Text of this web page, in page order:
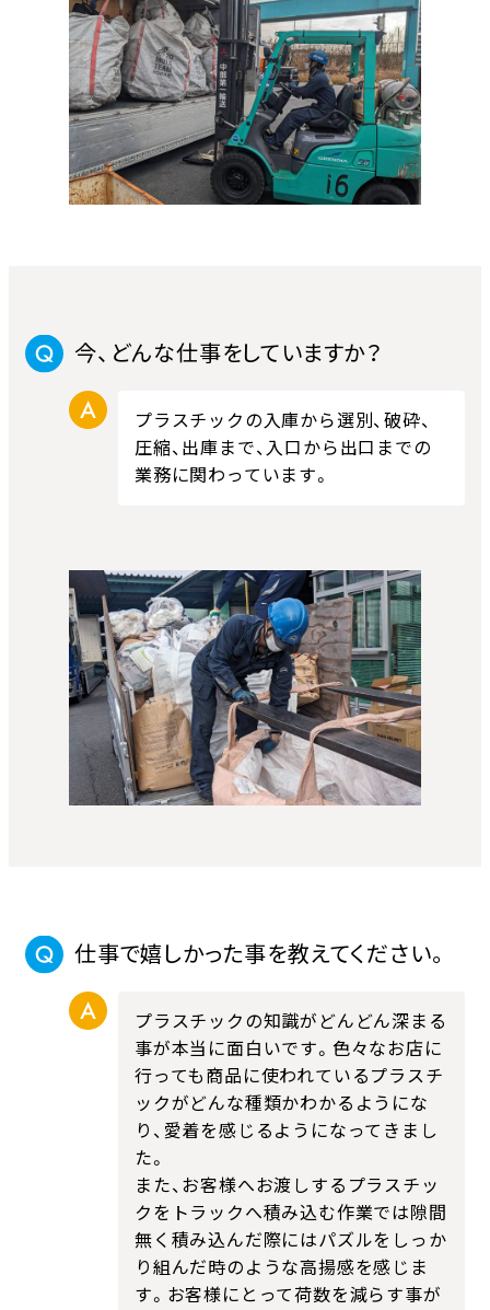
今、どんな仕事をしていますか？
プラスチックの入庫から選別、破砕、
圧縮、出庫まで、入口から出口までの
業務に関わっています。
仕事で嬉しかった事を教えてください。
プラスチックの知識がどんどん深まる
事が本当に面白いです。色々なお店に
行っても商品に使われているプラスチ
ックがどんな種類かわかるようにな
り、愛着を感じるようになってきまし
た。
また、お客様へお渡しするプラスチッ
クをトラックへ積み込む作業では隙間
無く積み込んだ際にはパズルをしっか
り組んだ時のような高揚感を感じま
す。お客様にとって荷数を減らす事が